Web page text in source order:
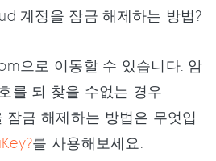
계정을 잠금 해제하는 방법?
으로 이동할 수 있습니다. 암
를 되 찾을 수없는 경우
금 해제하는 방법은 무엇입
를 사용해보세요.